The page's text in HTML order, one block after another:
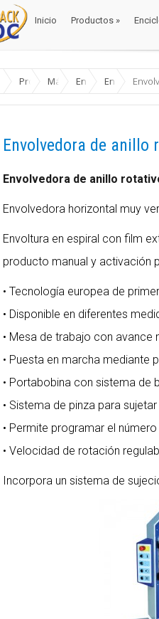
Inicio Productos »
ProductosMáquinas Envase y
Enfardadoras /
Envolvedora de anillo
Envolvedora de anillo
Envolvedora horizontal muy
Envoltura en espiral con film
producto manual y activación
• Tecnología europea de
• Disponible en diferentes
• Mesa de trabajo con avance
• Puesta en marcha mediante
• Portabobina con sistema de
• Sistema de pinza para
• Permite programar el
• Velocidad de rotación
Incorpora un sistema de